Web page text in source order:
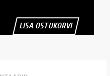
LISA OSTUKORVI